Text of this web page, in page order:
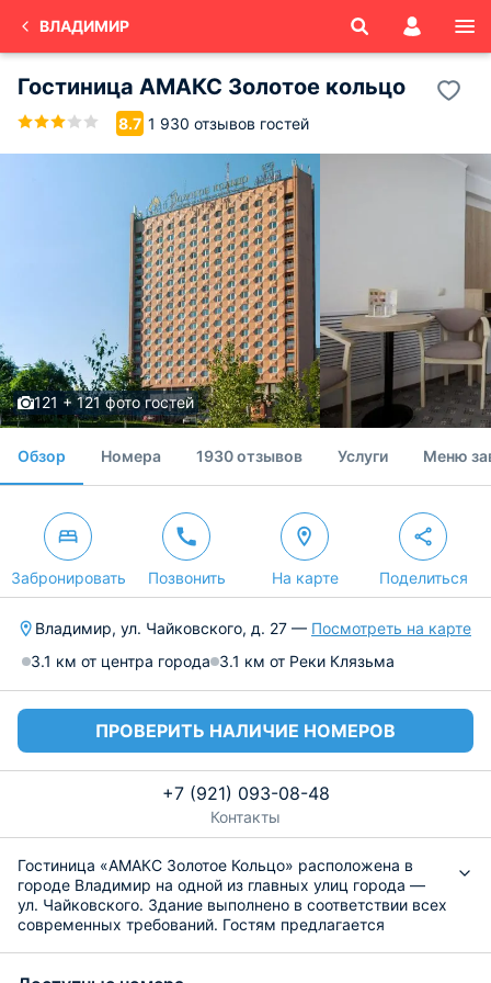
ВЛАДИМИР
Гостиница АМАКС Золотое кольцо
8.7 1 930 отзывов гостей
121 + 121 фото гостей
Обзор Номера 1930 отзывов Услуги Меню
Забронировать Позвонить На карте Поделиться
Владимир, ул. Чайковского, д. 27 — Посмотреть на карте
3.1 км от центра города 3.1 км от Реки Клязьма
ПРОВЕРИТЬ НАЛИЧИЕ НОМЕРОВ
+7 (921) 093-08-48
Контакты
Гостиница «АМАКС Золотое Кольцо» расположена в
городе Владимир на одной из главных улиц города —
ул. Чайковского. Здание выполнено в соответствии всех
современных требований. Гостям предлагается